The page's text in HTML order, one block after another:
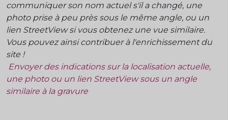
communiquer son nom actuel s'il a changé, une
photo prise à peu près sous le même angle, ou un
lien StreetView si vous obtenez une vue similaire.
Vous pouvez ainsi contribuer à l'enrichissement du
site !
Envoyer des indications sur la localisation actuelle,
une photo ou un lien StreetView sous un angle
similaire à la gravure